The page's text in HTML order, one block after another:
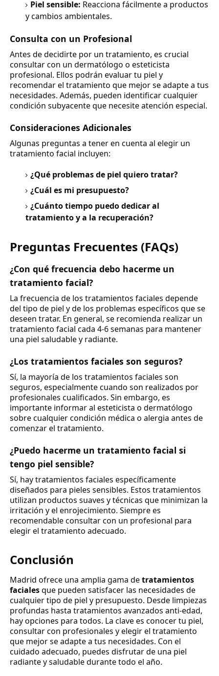
Piel sensible: Reacciona fácilmente a productos
y cambios ambientales.
Consulta con un Profesional
Antes de decidirte por un tratamiento, es crucial
consultar con un dermatólogo o esteticista
profesional. Ellos podrán evaluar tu piel y
recomendar el tratamiento que mejor se adapte a tus
necesidades. Además, pueden identificar cualquier
condición subyacente que necesite atención especial.
Consideraciones Adicionales
Algunas preguntas a tener en cuenta al elegir un
tratamiento facial incluyen:
¿Qué problemas de piel quiero tratar?
¿Cuál es mi presupuesto?
¿Cuánto tiempo puedo dedicar al
tratamiento y a la recuperación?
Preguntas Frecuentes (FAQs)
¿Con qué frecuencia debo hacerme un
tratamiento facial?
La frecuencia de los tratamientos faciales depende
del tipo de piel y de los problemas específicos que se
deseen tratar. En general, se recomienda realizar un
tratamiento facial cada 4-6 semanas para mantener
una piel saludable y radiante.
¿Los tratamientos faciales son seguros?
Sí, la mayoría de los tratamientos faciales son
seguros, especialmente cuando son realizados por
profesionales cualificados. Sin embargo, es
importante informar al esteticista o dermatólogo
sobre cualquier condición médica o alergia antes de
comenzar el tratamiento.
¿Puedo hacerme un tratamiento facial si
tengo piel sensible?
Sí, hay tratamientos faciales específicamente
diseñados para pieles sensibles. Estos tratamientos
utilizan productos suaves y técnicas que minimizan la
irritación y el enrojecimiento. Siempre es
recomendable consultar con un profesional para
elegir el tratamiento adecuado.
Conclusión
Madrid ofrece una amplia gama detratamientos
facialesque pueden satisfacer las necesidades de
cualquier tipo de piel y presupuesto. Desde limpiezas
profundas hasta tratamientos avanzados anti-edad,
hay opciones para todos. La clave es conocer tu piel,
consultar con profesionales y elegir el tratamiento
que mejor se adapte a tus necesidades. Con el
cuidado adecuado, puedes disfrutar de una piel
radiante y saludable durante todo el año.